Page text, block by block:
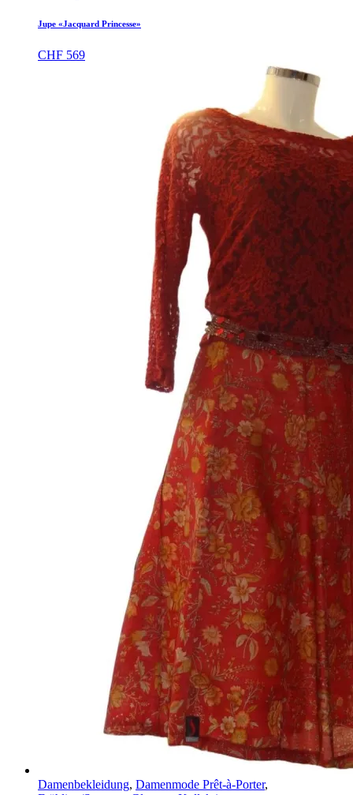
Jupe «Jacquard Princesse»
CHF 569
Damenbekleidung, Damenmode Prêt-à-Porter,